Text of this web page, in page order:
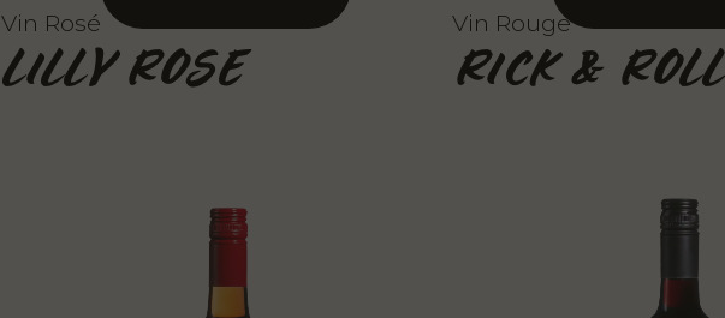
Vin Rosé
LILLY ROSE
Vin Rouge
RICK & ROLL